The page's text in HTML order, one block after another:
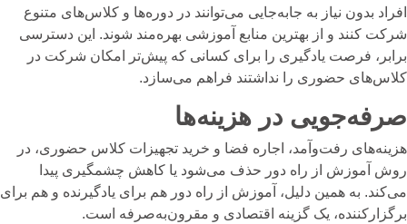
افراد بدون نیاز به جابه‌جایی می‌توانند در دوره‌ها و کلاس‌های متنوع
شرکت کنند و از بهترین منابع آموزشی بهره‌مند شوند. این دسترسی
برابر، فرصت یادگیری را برای کسانی که پیش‌تر امکان شرکت در
کلاس‌های حضوری را نداشتند فراهم می‌سازد.
صرفه‌جویی در هزینه‌ها
هزینه‌های رفت‌وآمد، اجاره فضا و خرید تجهیزات کلاس حضوری، در
روش آموزش از راه دور حذف می‌شود یا کاهش چشمگیری پیدا
می‌کند. به همین دلیل، آموزش از راه دور هم برای یادگیرنده و هم برای
برگزارکننده، یک گزینه اقتصادی و مقرون‌به‌صرفه است.